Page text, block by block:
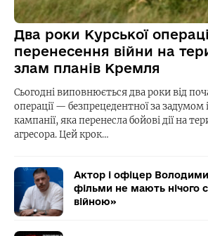
Два роки Курської
перенесення війни на
злам планів Кремля
Сьогодні виповнюється два роки від
операції — безпрецедентної за
кампанії, яка перенесла бойові дії на
агресора. Цей крок…
Актор і офіцер
фільми не мають нічого
війною»